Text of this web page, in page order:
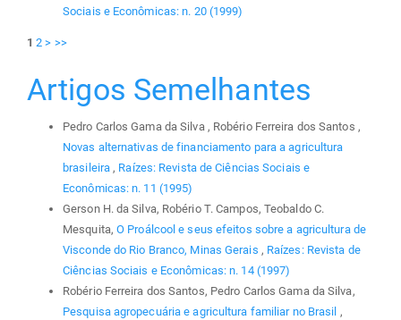
Sociais e Econômicas: n. 20 (1999)
1 2 > >>
Artigos Semelhantes
Pedro Carlos Gama da Silva , Robério Ferreira dos Santos ,
Novas alternativas de financiamento para a agricultura
brasileira, Raízes: Revista de Ciências Sociais e
Econômicas: n. 11 (1995)
Gerson H. da Silva, Robério T. Campos, Teobaldo C.
Mesquita, O Proálcool e seus efeitos sobre a agricultura de
Visconde do Rio Branco, Minas Gerais , Raízes: Revista de
Ciências Sociais e Econômicas: n. 14 (1997)
Robério Ferreira dos Santos, Pedro Carlos Gama da Silva,
Pesquisa agropecuária e agricultura familiar no Brasil ,